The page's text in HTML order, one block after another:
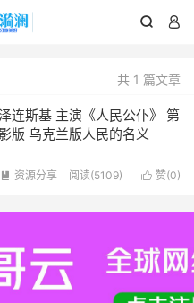
 
共 1 篇文章
连斯基 主演《人民公仆》 第
版 乌克兰版人民的名义
 赞(0)
 资源分享 阅读(5109)